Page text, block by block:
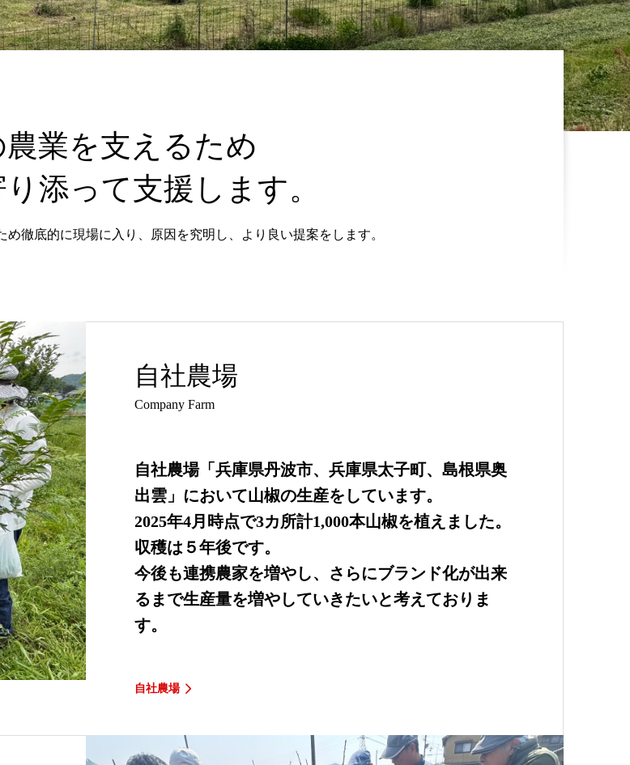
農業を支えるため
添って支援します。
徹底的に現場に入り、原因を究明し、より良い提案をします。
自社農場
Company Farm
自社農場「兵庫県丹波市、兵庫県太子町、島根県奥
出雲」において山椒の生産をしています。
2025年4月時点で3カ所計1,000本山椒を植えました。
収穫は５年後です。
今後も連携農家を増やし、さらにブランド化が出来
るまで生産量を増やしていきたいと考えておりま
す。
自社農場